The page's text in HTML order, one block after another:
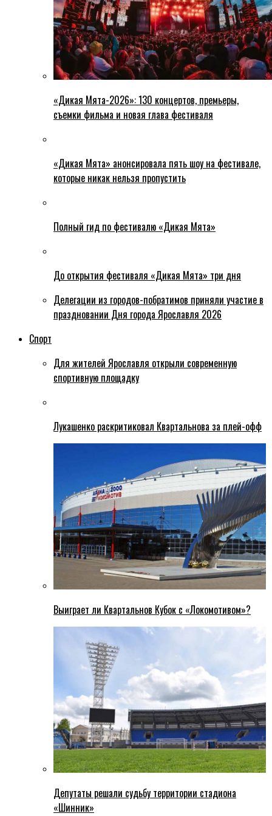
«Дикая Мята-2026»: 130 концертов, премьеры,
съемки фильма и новая глава фестиваля
«Дикая Мята» анонсировала пять шоу на фестивале,
которые никак нельзя пропустить
Полный гид по фестивалю «Дикая Мята»
До открытия фестиваля «Дикая Мята» три дня
Делегации из городов-побратимов приняли участие в
праздновании Дня города Ярославля 2026
Спорт
Для жителей Ярославля открыли современную
спортивную площадку
Лукашенко раскритиковал Квартальнова за плей-офф
Выиграет ли Квартальнов Кубок с «Локомотивом»?
Депутаты решали судьбу территории стадиона
«Шинник»